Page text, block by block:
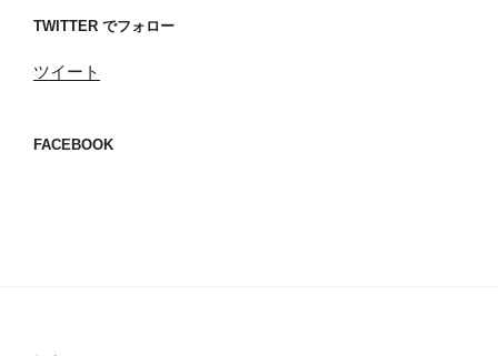
TWITTER でフォロー
ツイート
FACEBOOK